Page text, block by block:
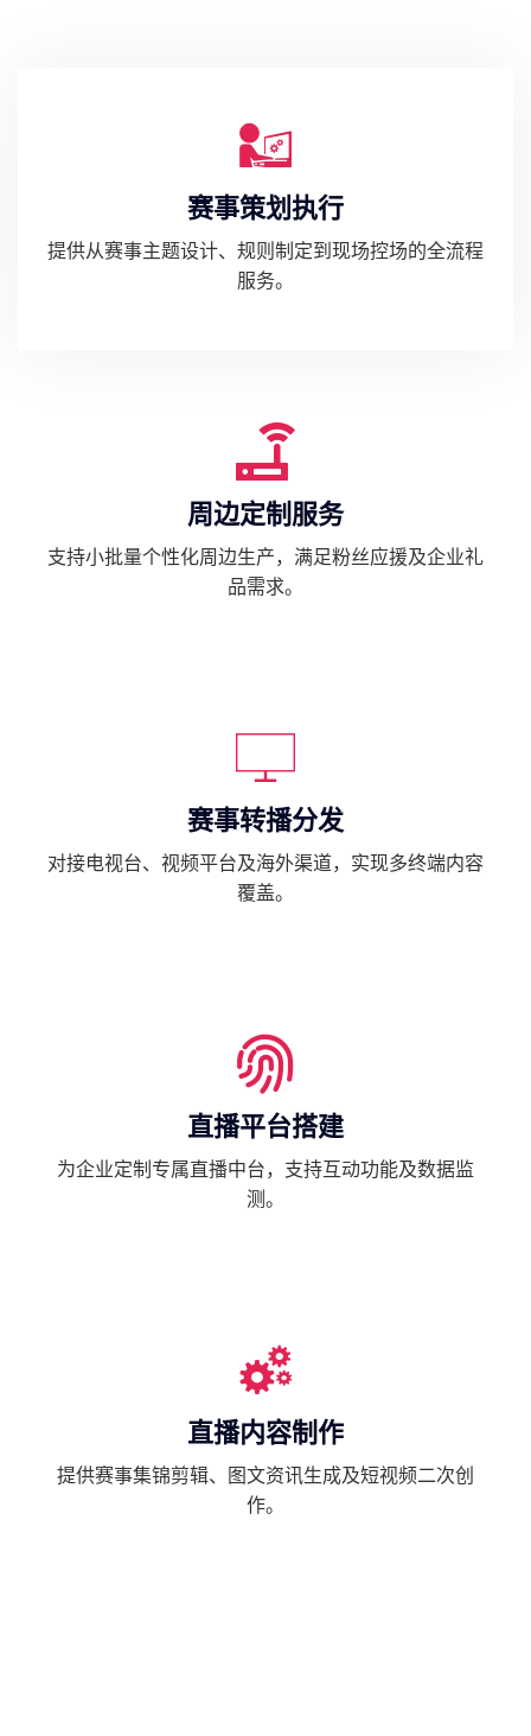
赛事策划执行
提供从赛事主题设计、规则制定到现场控场的全流程
服务。
周边定制服务
支持小批量个性化周边生产，满足粉丝应援及企业礼
品需求。
赛事转播分发
对接电视台、视频平台及海外渠道，实现多终端内容
覆盖。
直播平台搭建
为企业定制专属直播中台，支持互动功能及数据监
测。
直播内容制作
提供赛事集锦剪辑、图文资讯生成及短视频二次创
作。